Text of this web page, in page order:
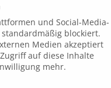
und Social-Media-
blockiert.
Medien akzeptiert
auf diese Inhalte
mehr.